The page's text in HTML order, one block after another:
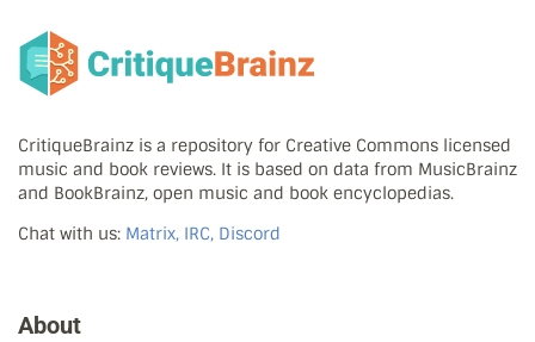
CritiqueBrainz is a repository for Creative Commons licensed
music and book reviews. It is based on data from MusicBrainz
and BookBrainz, open music and book encyclopedias.
Chat with us: Matrix, IRC, Discord
About